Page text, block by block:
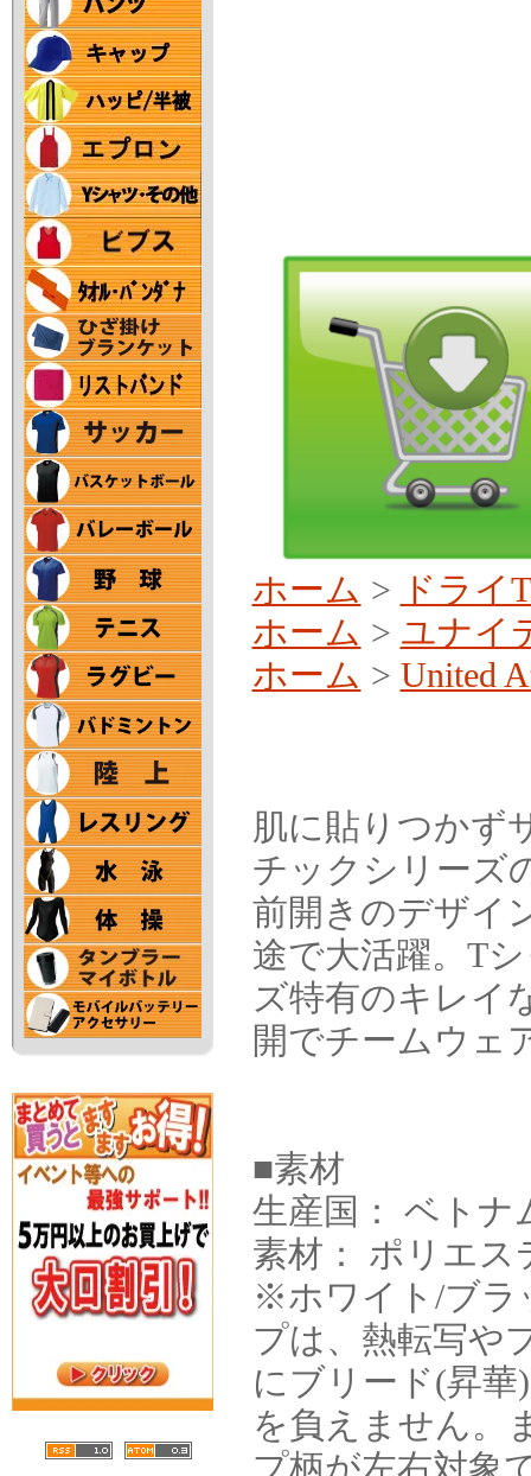
ホーム > ドライ
ホーム > ユナイ
ホーム > United
肌に貼りつかず
チックシリーズ
前開きのデザイ
途で大活躍。T
ズ特有のキレイ
開でチームウェ
■素材
生産国： ベトナ
素材： ポリエス
※ホワイト/ブラ
プは、熱転写や
にブリード(昇
を負えません。
プ柄が左右対象